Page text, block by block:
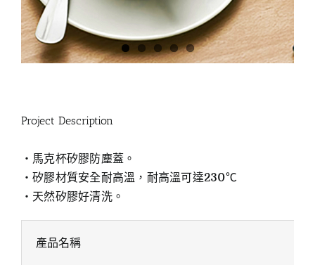
Project Description
‧馬克杯矽膠防塵蓋。
‧矽膠材質安全耐高溫，耐高溫可達230℃
‧天然矽膠好清洗。
產品名稱